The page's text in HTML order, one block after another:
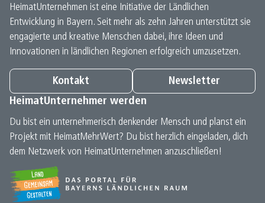
HeimatUnternehmen ist eine Initiative der Ländlichen
Entwicklung in Bayern. Seit mehr als zehn Jahren unterstützt sie
engagierte und kreative Menschen dabei, ihre Ideen und
Innovationen in ländlichen Regionen erfolgreich umzusetzen.
Kontakt
Newsletter
HeimatUnternehmer werden
Du bist ein unternehmerisch denkender Mensch und planst ein
Projekt mit HeimatMehrWert? Du bist herzlich eingeladen, dich
dem Netzwerk von HeimatUnternehmen anzuschließen!